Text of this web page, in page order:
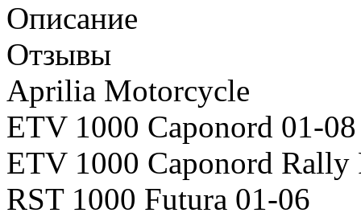
Описание
Отзывы
Aprilia Motorcycle
ETV 1000 Caponord 01-08
ETV 1000 Caponord Rally
RST 1000 Futura 01-06